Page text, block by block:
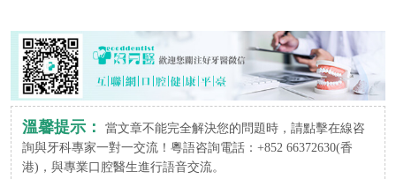
溫馨提示：
當文章不能完全解決您的問題時，請點擊在線咨
詢與牙科專家一對一交流！粵語咨詢電話：+852 66372630(香
港)，與專業口腔醫生進行語音交流。